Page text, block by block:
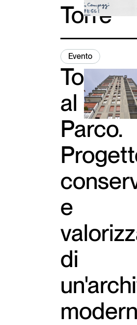
Torre
Evento
Torre
al
Parco.
e
di